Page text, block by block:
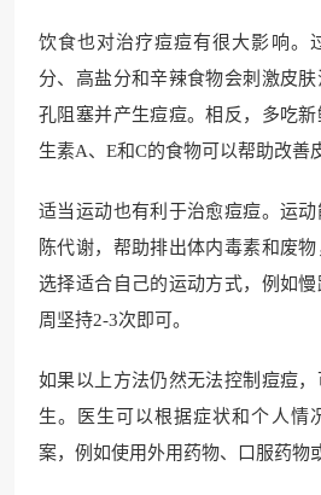
饮食也对治疗痘痘有很大影响。
分、高盐分和辛辣食物会刺激皮
孔阻塞并产生痘痘。相反，多吃
生素A、E和C的食物可以帮助改善
适当运动也有利于治愈痘痘。运
陈代谢，帮助排出体内毒素和废物
选择适合自己的运动方式，例如
周坚持2-3次即可。
如果以上方法仍然无法控制痘痘
生。医生可以根据症状和个人情
案，例如使用外用药物、口服药物